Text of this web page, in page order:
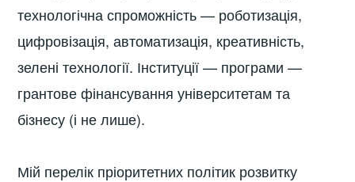
технологічна спроможність — роботизація,
цифровізація, автоматизація, креативність,
зелені технології. Інституції — програми —
грантове фінансування університетам та
бізнесу (і не лише).
Мій перелік пріоритетних політик розвитку